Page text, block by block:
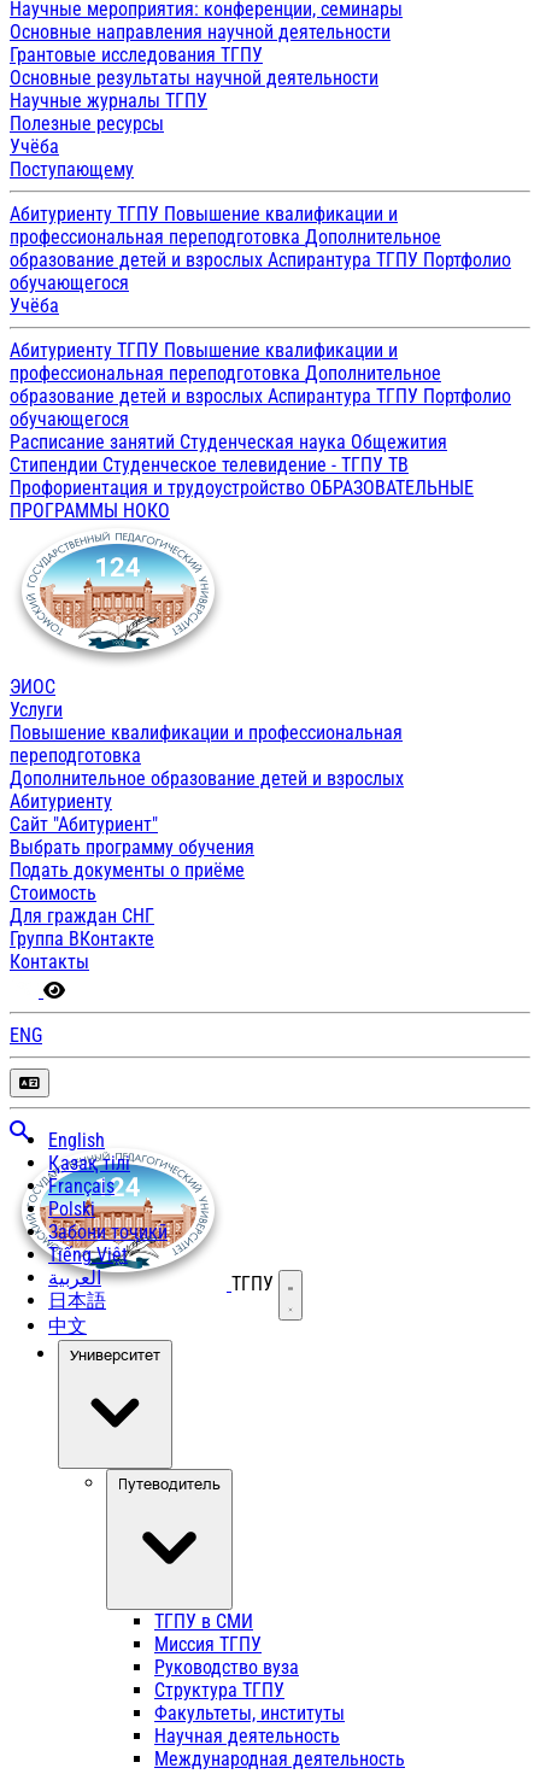
Научные мероприятия: конференции, семинары
Основные направления научной деятельности
Грантовые исследования ТГПУ
Основные результаты научной деятельности
Научные журналы ТГПУ
Полезные ресурсы
Учёба
Поступающему
Абитуриенту ТГПУ Повышение квалификации и
профессиональная переподготовка Дополнительное
образование детей и взрослых Аспирантура ТГПУ Портфолио
обучающегося
Учёба
Абитуриенту ТГПУ Повышение квалификации и
профессиональная переподготовка Дополнительное
образование детей и взрослых Аспирантура ТГПУ Портфолио
обучающегося
Расписание занятий Студенческая наука Общежития
Стипендии Студенческое телевидение - ТГПУ ТВ
Профориентация и трудоустройство ОБРАЗОВАТЕЛЬНЫЕ
ПРОГРАММЫ НОКО
ЭИОС
Услуги
Повышение квалификации и профессиональная
переподготовка
Дополнительное образование детей и взрослых
Абитуриенту
Сайт "Абитуриент"
Выбрать программу обучения
Подать документы о приёме
Стоимость
Для граждан СНГ
Группа ВКонтакте
Контакты
ENG
English
Қазақ тілі
Français
Polski
Забони тоҷикӣ
Tiếng Việt
العربية
日本語
中文
ТГПУ Открыть меню
Университет
Путеводитель
ТГПУ в СМИ
Миссия ТГПУ
Руководство вуза
Структура ТГПУ
Факультеты, институты
Научная деятельность
Международная деятельность